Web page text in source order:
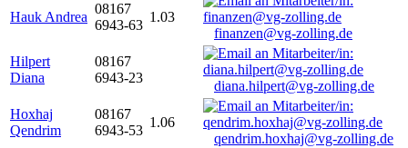
Hauk Andrea
08167
6943-63
1.03
finanzen@vg-zolling.de
Hilpert
Diana
08167
6943-23
diana.hilpert@vg-zolling.de
Hoxhaj
Qendrim
08167
6943-53
1.06
qendrim.hoxhaj@vg-zolling.de